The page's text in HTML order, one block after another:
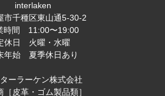
interlaken
市千種区東山通5-30-2
時間 11:00〜19:00
休日 火曜・水曜
年始 夏季休日あり
ーラーケン株式会社
［皮革・ゴム製品類］